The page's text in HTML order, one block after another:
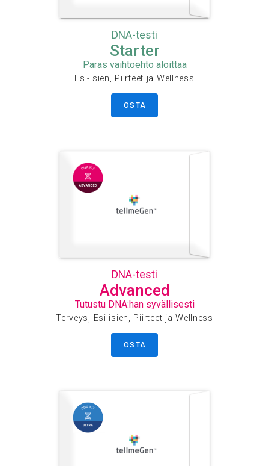
DNA-testi
Starter
Paras vaihtoehto aloittaa
Esi-isien, Piirteet ja Wellness
OSTA
DNA-testi
Advanced
Tutustu DNA:han syvällisesti
Terveys, Esi-isien, Piirteet ja Wellness
OSTA